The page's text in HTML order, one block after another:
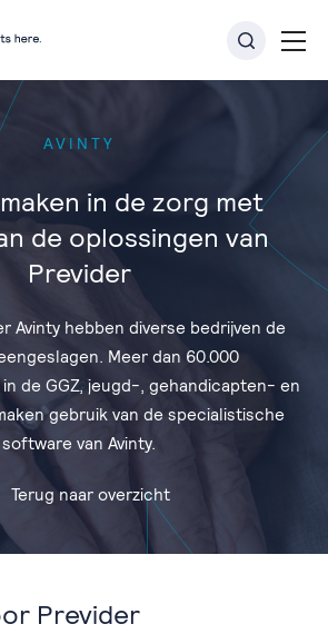
AVINTY
in de zorg met
de oplossingen van
Previder
Avinty hebben diverse bedrijven de
Meer dan 60.000
de GGZ, jeugd-, gehandicapten- en
gebruik van de specialistische
software van Avinty.
Terug naar overzicht
Previder